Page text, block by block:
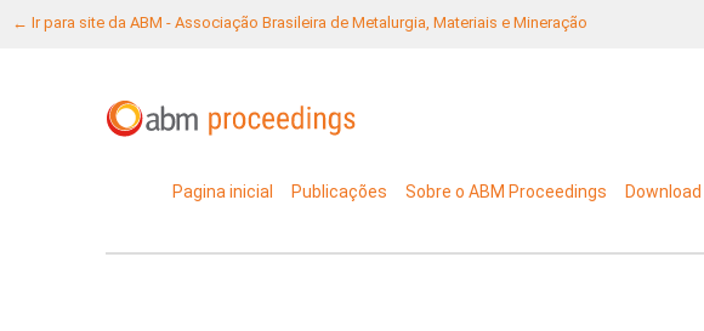
← Ir para site da ABM - Associação Brasileira de Metalurgia, Materiais e Mineração
Pagina inicial Publicações Sobre o ABM Proceedings Download